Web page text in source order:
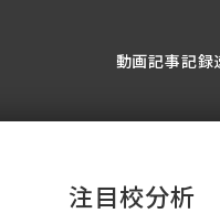
動画記事記録
注目校分析